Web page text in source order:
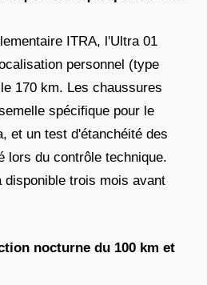
ITRA, l'Ultra 01
personnel (type
170 km. Les chaussures
spécifique pour le
et un test d'étanchéité des
lors du contrôle technique.
disponible trois mois avant
nocturne du 100 km et